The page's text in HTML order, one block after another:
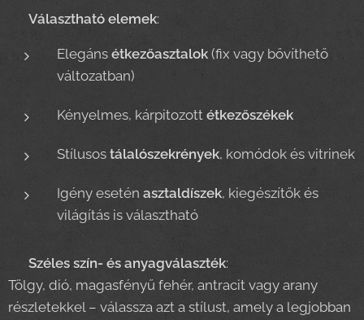
Választható elemek:
Elegáns étkezőasztalok (fix vagy bővíthető
változatban)
Kényelmes, kárpitozott étkezőszékek
Stílusos tálalószekrények, komódok és vitrinek
Igény esetén asztaldíszek, kiegészítők és
világítás is választható
Széles szín- és anyagválaszték:
Tölgy, dió, magasfényű fehér, antracit vagy arany
részletekkel – válassza azt a stílust, amely a legjobban